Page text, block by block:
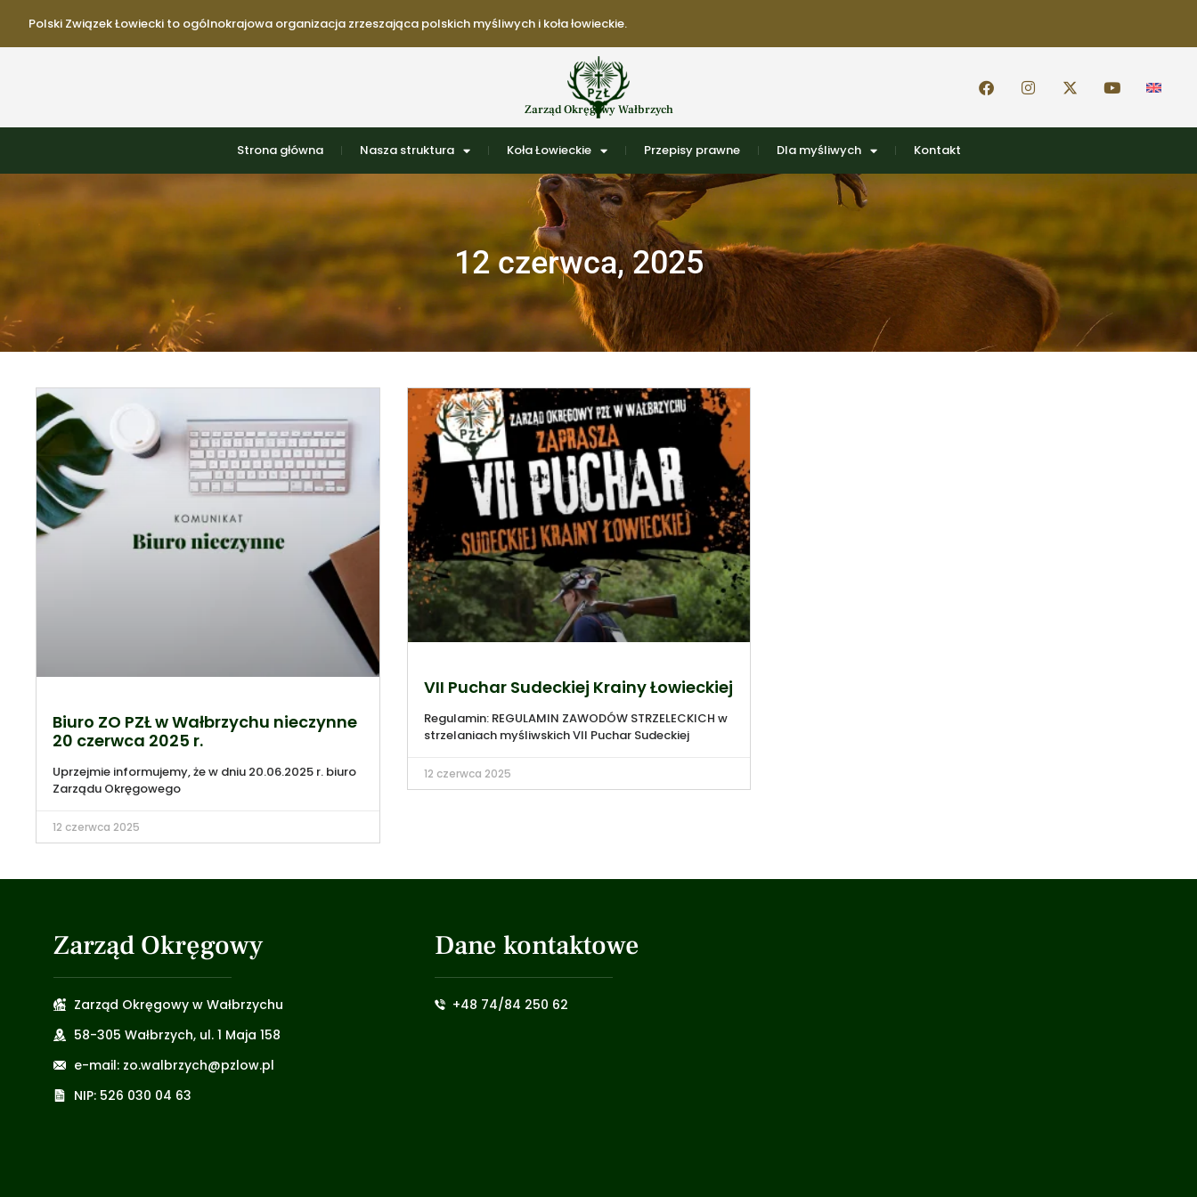
Polski Związek Łowiecki to ogólnokrajowa organizacja zrzeszająca polskich myśliwych i koła łowieckie.
Zarząd Okręgowy Wałbrzych
Strona główna Nasza struktura Koła Łowieckie Przepisy prawne Dla myśliwych Kontakt
12 czerwca, 2025
Biuro ZO PZŁ w Wałbrzychu nieczynne
20 czerwca 2025 r.
Uprzejmie informujemy, że w dniu 20.06.2025 r. biuro
Zarządu Okręgowego
12 czerwca 2025
VII Puchar Sudeckiej Krainy Łowieckiej
Regulamin: REGULAMIN ZAWODÓW STRZELECKICH w
strzelaniach myśliwskich VII Puchar Sudeckiej
12 czerwca 2025
Zarząd Okręgowy
Zarząd Okręgowy w Wałbrzychu
58-305 Wałbrzych, ul. 1 Maja 158
e-mail: zo.walbrzych@pzlow.pl
NIP: 526 030 04 63
Dane kontaktowe
+48 74/84 250 62